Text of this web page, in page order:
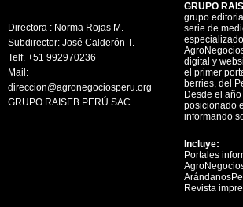
Directora : Norma Rojas M.
Subdirector: José Calderón T.
Telf. +51 992970236
Mail:
direccion@agronegociosperu.org
GRUPO RAISEB PERÚ SAC
GRUPO
grupo
serie de
digital y
el primer
berries, del
Desde el
posicionado
informando
Incluye:
Portales
Revista